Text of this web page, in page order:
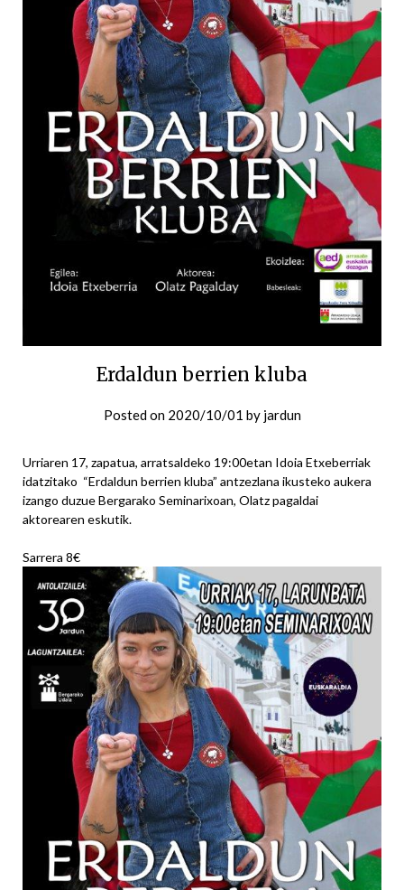
Erdaldun berrien kluba
Posted on 2020/10/01 by jardun
Urriaren 17, zapatua, arratsaldeko 19:00etan Idoia Etxeberriak
idatzitako “Erdaldun berrien kluba” antzezlana ikusteko aukera
izango duzue Bergarako Seminarixoan, Olatz pagaldai
aktorearen eskutik.
Sarrera 8€